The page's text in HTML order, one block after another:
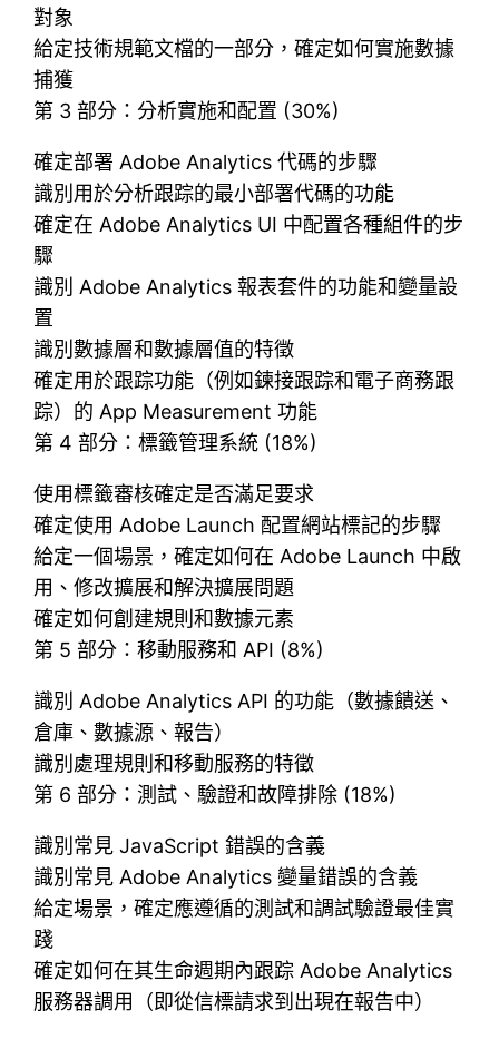
對象
給定技術規範文檔的一部分，確定如何實施數據
捕獲
第 3 部分：分析實施和配置 (30%)
確定部署 Adob​​e Analytics 代碼的步驟
識別用於分析跟踪的最小部署代碼的功能
確定在 Adob​​e Analytics UI 中配置各種組件的步
驟
識別 Adob​​e Analytics 報表套件的功能和變量設
置
識別數據層和數據層值的特徵
確定用於跟踪功能（例如鍊接跟踪和電子商務跟
踪）的 App Measurement 功能
第 4 部分：標籤管理系統 (18%)
使用標籤審核確定是否滿足要求
確定使用 Adob​​e Launch 配置網站標記的步驟
給定一個場景，確定如何在 Adob​​e Launch 中啟
用、修改擴展和解決擴展問題
確定如何創建規則和數據元素
第 5 部分：移動服務和 API (8%)
識別 Adob​​e Analytics API 的功能（數據饋送、
倉庫、數據源、報告）
識別處理規則和移動服務的特徵
第 6 部分：測試、驗證和故障排除 (18%)
識別常見 JavaScript 錯誤的含義
識別常見 Adob​​e Analytics 變量錯誤的含義
給定場景，確定應遵循的測試和調試驗證最佳實
踐
確定如何在其生命週期內跟踪 Adob​​e Analytics
服務器調用（即從信標請求到出現在報告中）